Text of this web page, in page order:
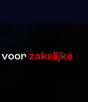
voor zakelijke